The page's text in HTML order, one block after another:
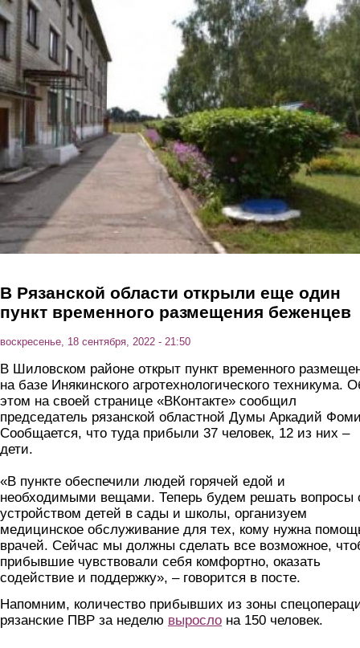
Перейти к основному содержанию
В Рязанской области открыли еще один
пункт временного размещения беженцев
воскресенье, 18 сентября, 2022 - 21:50
В Шиловском районе открыт пункт временного
на базе Инякинского агротехнологического техникума.
этом на своей странице «ВКонтакте» сообщил
председатель рязанской областной Думы Аркадий
Сообщается, что туда прибыли 37 человек, 12 из них –
дети.
«В пункте обеспечили людей горячей едой и
необходимыми вещами. Теперь будем решать вопросы
устройством детей в сады и школы, организуем
медицинское обслуживание для тех, кому нужна
врачей. Сейчас мы должны сделать все возможное,
прибывшие чувствовали себя комфортно, оказать
содействие и поддержку», – говорится в посте.
Напомним, количество прибывших из зоны
рязанские ПВР за неделю выросло на 150 человек.